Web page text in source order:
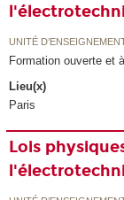
UNITÉ
Formation ouverte et
Lieu(x)
Paris
Lois